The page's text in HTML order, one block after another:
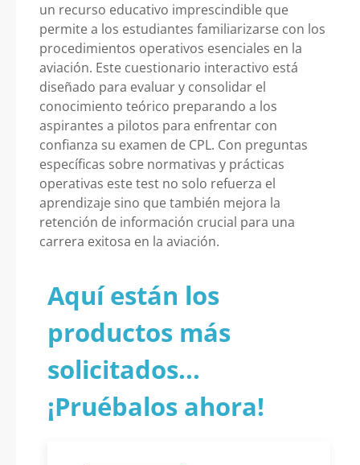
un recurso educativo imprescindible que
permite a los estudiantes familiarizarse con los
procedimientos operativos esenciales en la
aviación. Este cuestionario interactivo está
diseñado para evaluar y consolidar el
conocimiento teórico preparando a los
aspirantes a pilotos para enfrentar con
confianza su examen de CPL. Con preguntas
específicas sobre normativas y prácticas
operativas este test no solo refuerza el
aprendizaje sino que también mejora la
retención de información crucial para una
carrera exitosa en la aviación.
Aquí están los
productos más
solicitados...
¡Pruébalos ahora!